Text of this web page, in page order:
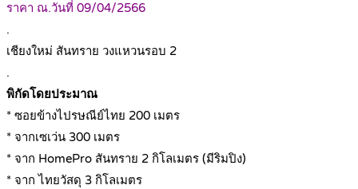
ราคา ณ.วันที่ 09/04/2566
.
เชียงใหม่ สันทราย วงแหวนรอบ 2
.
พิกัดโดยประมาณ
* ซอยข้างไปรษณีย์ไทย 200 เมตร
* จากเซเว่น 300 เมตร
* จาก HomePro สันทราย 2 กิโลเมตร (มีริมปิง)
* จาก ไทยวัสดุ 3 กิโลเมตร